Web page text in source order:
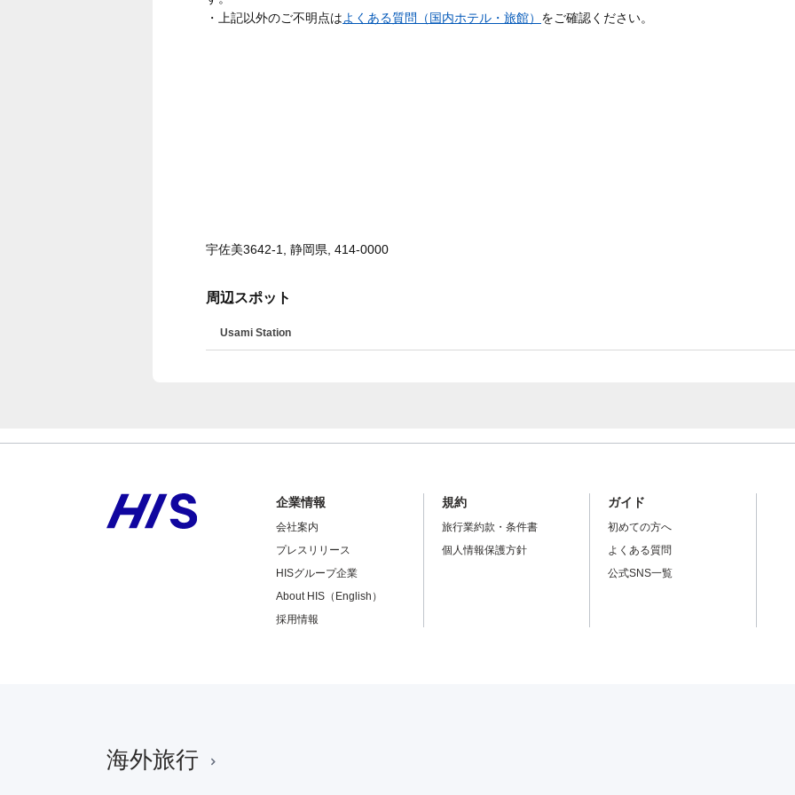
・上記以外のご不明点はよくある質問（国内ホテル・旅館） をご確認ください。
宇佐美3642-1, 静岡県, 414-0000
周辺スポット
Usami Station
企業情報
会社案内
プレスリリース
HISグループ企業
About HIS（English）
採用情報
規約
旅行業約款・条件書
個人情報保護方針
ガイド
初めての方へ
よくある質問
公式SNS一覧
海外旅行